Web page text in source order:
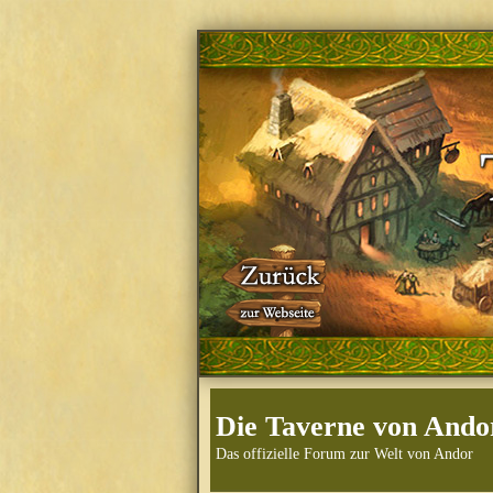
Die Taverne von
Das offizielle Forum zur Welt von Andor